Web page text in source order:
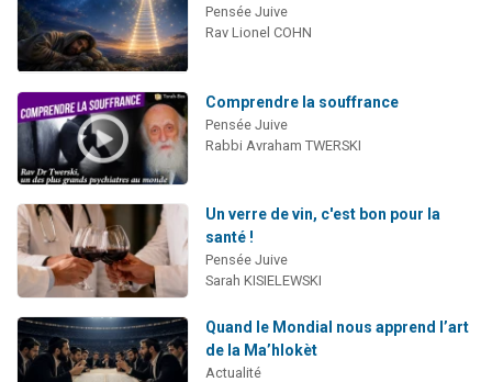
Pensée Juive
Rav Lionel COHN
Comprendre la souffrance
Pensée Juive
Rabbi Avraham TWERSKI
Un verre de vin, c'est bon pour la
santé !
Pensée Juive
Sarah KISIELEWSKI
Quand le Mondial nous apprend l’art
de la Ma’hlokèt
Actualité